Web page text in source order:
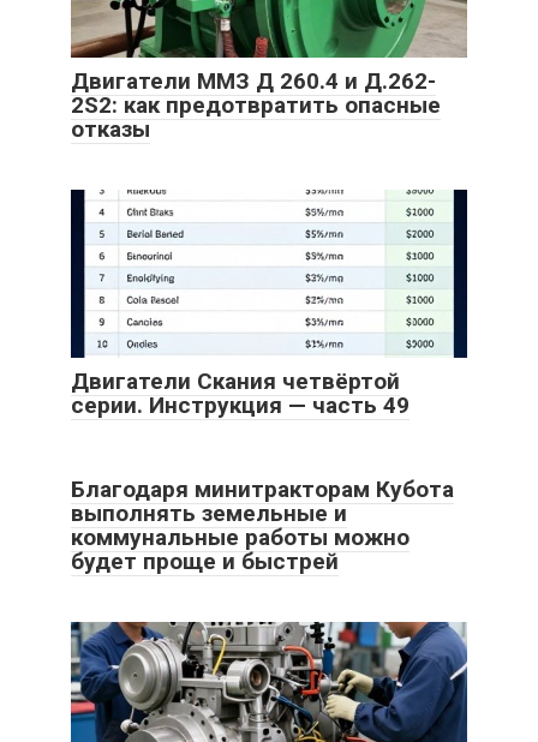
Двигатели ММЗ Д 260.4 и Д.262-
2S2: как предотвратить опасные
отказы
Двигатели Скания четвёртой
серии. Инструкция — часть 49
Благодаря минитракторам Кубота
выполнять земельные и
коммунальные работы можно
будет проще и быстрей